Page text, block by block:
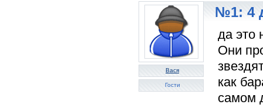
Вася
Гости
№1: 4
да это
Они
как
самом